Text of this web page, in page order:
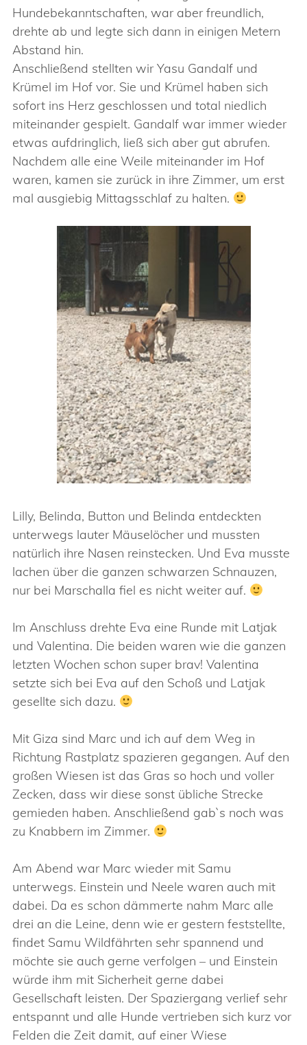
Hundebekanntschaften, war aber freundlich,
drehte ab und legte sich dann in einigen Metern
Abstand hin.
Anschließend stellten wir Yasu Gandalf und
Krümel im Hof vor. Sie und Krümel haben sich
sofort ins Herz geschlossen und total niedlich
miteinander gespielt. Gandalf war immer wieder
etwas aufdringlich, ließ sich aber gut abrufen.
Nachdem alle eine Weile miteinander im Hof
waren, kamen sie zurück in ihre Zimmer, um erst
mal ausgiebig Mittagsschlaf zu halten.
Lilly, Belinda, Button und Belinda entdeckten
unterwegs lauter Mäuselöcher und mussten
natürlich ihre Nasen reinstecken. Und Eva musste
lachen über die ganzen schwarzen Schnauzen,
nur bei Marschalla fiel es nicht weiter auf.
Im Anschluss drehte Eva eine Runde mit Latjak
und Valentina. Die beiden waren wie die ganzen
letzten Wochen schon super brav! Valentina
setzte sich bei Eva auf den Schoß und Latjak
gesellte sich dazu.
Mit Giza sind Marc und ich auf dem Weg in
Richtung Rastplatz spazieren gegangen. Auf den
großen Wiesen ist das Gras so hoch und voller
Zecken, dass wir diese sonst übliche Strecke
gemieden haben. Anschließend gab`s noch was
zu Knabbern im Zimmer.
Am Abend war Marc wieder mit Samu
unterwegs. Einstein und Neele waren auch mit
dabei. Da es schon dämmerte nahm Marc alle
drei an die Leine, denn wie er gestern feststellte,
findet Samu Wildfährten sehr spannend und
möchte sie auch gerne verfolgen – und Einstein
würde ihm mit Sicherheit gerne dabei
Gesellschaft leisten. Der Spaziergang verlief sehr
entspannt und alle Hunde vertrieben sich kurz vor
Felden die Zeit damit, auf einer Wiese